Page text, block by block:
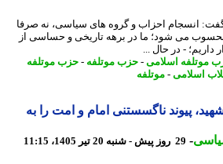
احزاب و گروه های سیاسی، نه صرفا
می شود؛ ما در برهه تاریخی و حساسی از
- در ﺣﺎل ...
اسلامی-حزب موتلفه-حزب موتلفه
-موتلفه
پیوند ناگسستنی امام و امت را به
-29 روز پیش - شنبه 20 تیر 1405، 11:15